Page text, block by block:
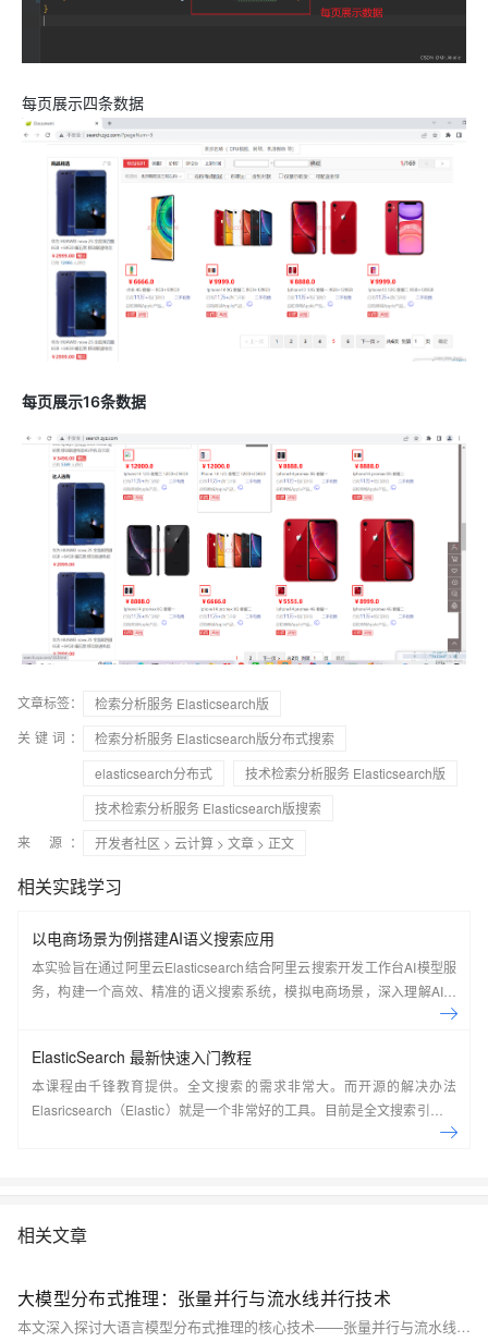
每页展示四条数据
每页展示16条数据
文章标签：
检索分析服务 Elasticsearch版
关键词：
检索分析服务 Elasticsearch版分布式搜索
elasticsearch分布式
技术检索分析服务 Elasticsearch版
技术检索分析服务 Elasticsearch版搜索
来 源：
开发者社区 > 云计算 > 文章 > 正文
相关实践学习
以电商场景为例搭建AI语义搜索应用
本实验旨在通过阿里云Elasticsearch结合阿里云搜索开发工作台AI模型服
务，构建一个高效、精准的语义搜索系统，模拟电商场景，深入理解AI搜
ElasticSearch 最新快速入门教程
本课程由千锋教育提供。全文搜索的需求非常大。而开源的解决办法
Elasricsearch（Elastic）就是一个非常好的工具。目前是全文搜索引擎的
首选。本系列教程由浅入深讲解了在CentOS7系统下如何搭建
相关文章
大模型分布式推理：张量并行与流水线并行技术
本文深入探讨大语言模型分布式推理的核心技术——张量并行与流水线并行。通过分析单GPU内存限制下的模型部署挑战，详细解析张量并行的矩阵分片策略、流水线并行的阶段划分机制，以及二者的混合并行架构。文章包含完整的分布式推理框架实现、通信优化策略和性能调优指南，为千亿参数大模型的分布式部署提供全面解决方案。